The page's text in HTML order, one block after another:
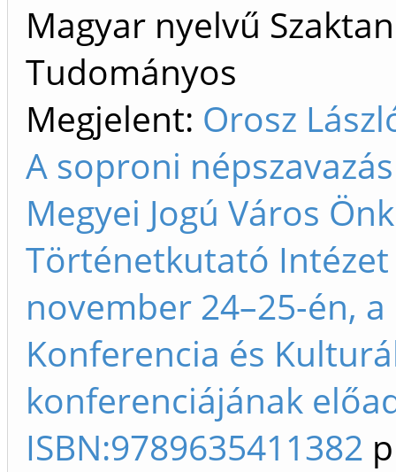
Magyar nyelvű
Tudományos
Megjelent: Orosz
A soproni
Megyei Jogú Város
Történetkutató Intézet
november 24–25-én,
Konferencia és
konferenciájának
ISBN:9789635411382